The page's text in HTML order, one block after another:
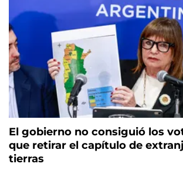
El gobierno no consiguió los
que retirar el capítulo de
tierras